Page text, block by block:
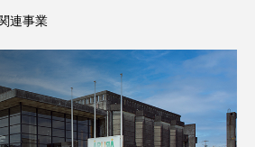
連事業